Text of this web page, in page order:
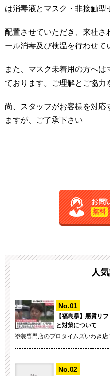
は消毒液とマスク・非接触型
配置させていただき、来社さ
ール消毒及び検温を行わせて
また、マスク未着用の方へ
ております。ご理解とご協力
尚、スタッフがお客様を対応
ますが、ご了承下さい
お問
無料
人
【福島県】悪質リ
と対策について
塗装専門店のプロタイムズいわき